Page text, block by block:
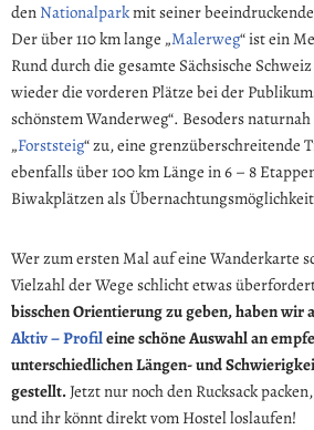
den Nationalparkmit seiner
Der über 110 km lange „Malerweg“ ist ein
Rund durch die gesamte Sächsische
wieder die vorderen Plätze bei der
schönstem Wanderweg“. Besoders
„Forststeig“ zu, eine grenzüberschreitende
ebenfalls über 100 km Länge in 6 – 8
Biwakplätzen als
Wer zum ersten Mal auf eine Wanderkarte
Vielzahl der Wege schlicht etwas
bisschen Orientierung zu geben, haben wir
Aktiv – Profileine schöne Auswahl an
unterschiedlichen Längen- und
gestellt. Jetzt nur noch den Rucksack
und ihr könnt direkt vom Hostel loslaufen!